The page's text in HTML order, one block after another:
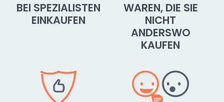
BEI SPEZIALISTEN
EINKAUFEN
WAREN, DIE SIE
NICHT
ANDERSWO
KAUFEN